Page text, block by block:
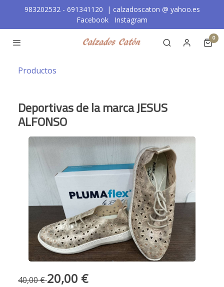
983202532 - 691341120 | calzadoscaton @ yahoo.es
Facebook
Instagram
0
Productos
Deportivas de la marca JESUS
ALFONSO
40,00 €20,00 €